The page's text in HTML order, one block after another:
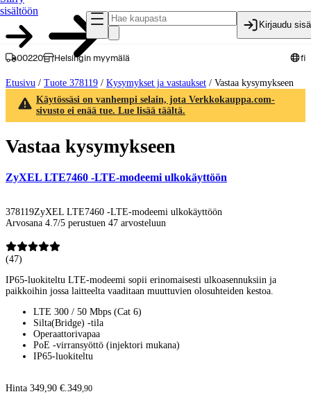
sisältöön
Kirjaudu
00220 Helsingin myymälä fi
Etusivu / Tuote 378119 / Kysymykset ja vastaukset / Vastaa kysymykseen
Käytössäsi on vanhempi selain, jota Verkkokauppa.com-
sivusto ei enää tue. Lue lisää täältä.
Vastaa kysymykseen
ZyXEL LTE7460 -LTE-modeemi ulkokäyttöön
378119ZyXEL LTE7460 -LTE-modeemi ulkokäyttöön
Arvosana 4.7/5 perustuen 47 arvosteluun
(47)
IP65-luokiteltu LTE-modeemi sopii erinomaisesti ulkoasennuksiin ja
paikkoihin jossa laitteelta vaaditaan muuttuvien olosuhteiden kestoa.
LTE 300 / 50 Mbps (Cat 6)
Silta(Bridge) -tila
Operaattorivapaa
PoE -virransyöttö (injektori mukana)
IP65-luokiteltu
Hinta 349,90 €. 349,90